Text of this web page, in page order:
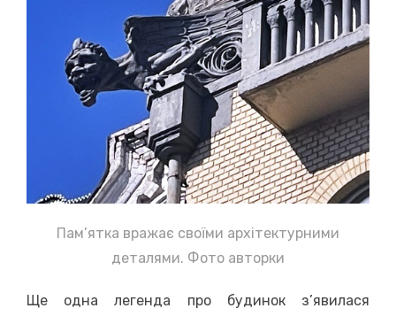
Пам’ятка вражає своїми архітектурними
деталями. Фото авторки
Ще одна легенда про будинок з’явилася